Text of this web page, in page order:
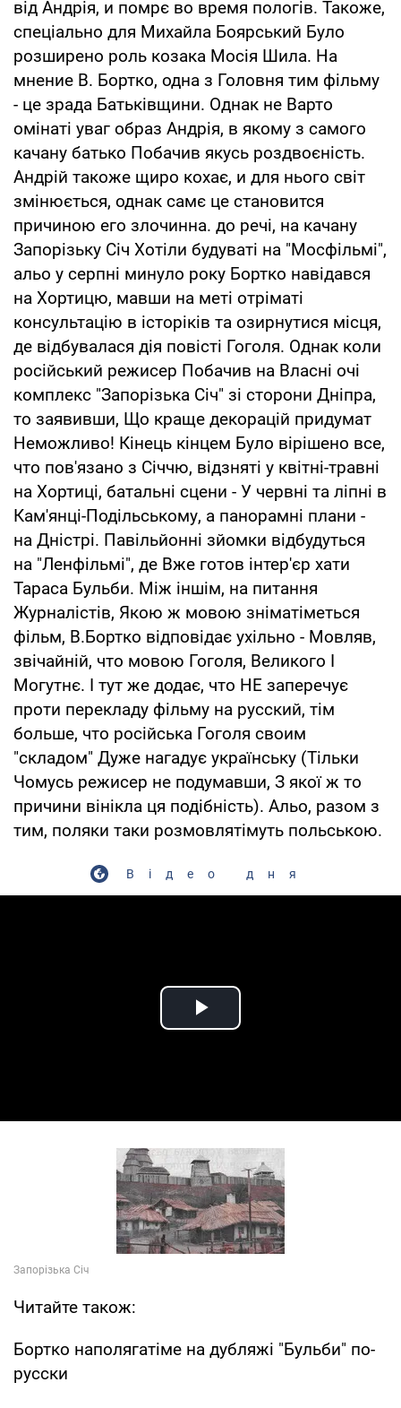
від Андрія, и помрє во время пологів. Такоже,
спеціально для Михайла Боярський Було
розширено роль козака Мосія Шила. На
мнение В. Бортко, одна з Головня тим фільму
- це зрада Батьківщини. Однак не Варто
омінаті уваг образ Андрія, в якому з самого
качану батько Побачив якусь роздвоєність.
Андрій такоже щиро кохає, и для нього світ
змінюється, однак самє це становится
причиною его злочинна. до речі, на качану
Запорізьку Січ Хотіли будуваті на "Мосфільмі",
альо у серпні минуло року Бортко навідався
на Хортицю, мавши на меті отріматі
консультацію в історіків та озирнутися місця,
де відбувалася дія повісті Гоголя. Однак коли
російський режисер Побачив на Власні очі
комплекс "Запорізька Січ" зі сторони Дніпра,
то заявивши, Що краще декорацій придумат
Неможливо! Кінець кінцем Було вірішено все,
что пов'язано з Січчю, відзняті у квітні-травні
на Хортиці, батальні сцени - У червні та ліпні в
Кам'янці-Подільському, а панорамні плани -
на Дністрі. Павільйонні зйомки відбудуться
на "Ленфільмі", де Вже готов інтер'єр хати
Тараса Бульби. Між іншім, на питання
Журналістів, Якою ж мовою зніматіметься
фільм, В.Бортко відповідає ухільно - Мовляв,
звічайній, что мовою Гоголя, Великого І
Могутнє. І тут же додає, что НЕ заперечує
проти перекладу фільму на русский, тім
больше, что російська Гоголя своим
"складом" Дуже нагадує українську (Тільки
Чомусь режисер не подумавши, З якої ж то
причини вінікла ця подібність). Альо, разом з
тим, поляки таки розмовлятімуть польською.
Відео дня
Play Video
Читайте також:
Бортко наполягатіме на дубляжі "Бульби" по-
русски